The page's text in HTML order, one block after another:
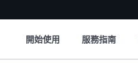
開始使用 服務指南